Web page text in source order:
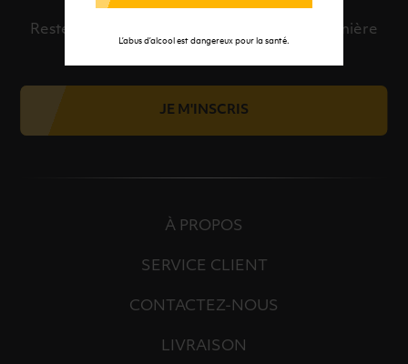
L’abus d’alcool est dangereux pour la santé.
Restez informé et découvrez en avant-première
JE M'INSCRIS
À PROPOS
SERVICE CLIENT
CONTACTEZ-NOUS
LIVRAISON